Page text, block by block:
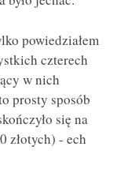
powiedziałem
czterech
w nich
prosty sposób
się na
złotych) - ech